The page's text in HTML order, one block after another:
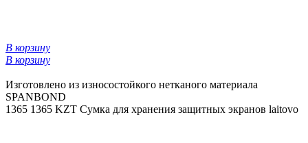
В корзину
В корзину
Изготовлено из износостойкого нетканого материала
SPANBOND
1365 1365 KZT Сумка для хранения защитных экранов laitovo